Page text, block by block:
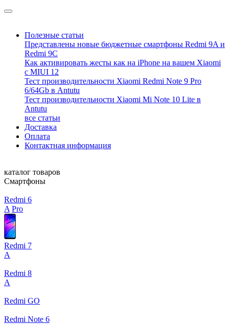
Полезные статьи
Представлены новые бюджетные смартфоны Redmi 9A и
Redmi 9C
Как активировать жесты как на iPhone на вашем Xiaomi
с MIUI 12
Тест производительности Xiaomi Redmi Note 9 Pro
6/64Gb в Antutu
Тест производительности Xiaomi Mi Note 10 Lite в
Antutu
все статьи
Доставка
Оплата
Контактная информация
каталог товаров
Смартфоны
Redmi 6
A Pro
Redmi 7
A
Redmi 8
A
Redmi GO
Redmi Note 6